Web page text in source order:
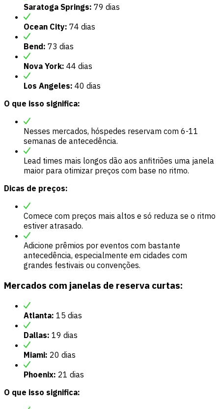
Saratoga Springs: 79 dias
Ocean City: 74 dias
Bend: 73 dias
Nova York: 44 dias
Los Angeles: 40 dias
O que isso significa:
Nesses mercados, hóspedes reservam com 6-11
semanas de antecedência.
Lead times mais longos dão aos anfitriões uma janela
maior para otimizar preços com base no ritmo.
Dicas de preços:
Comece com preços mais altos e só reduza se o ritmo
estiver atrasado.
Adicione prêmios por eventos com bastante
antecedência, especialmente em cidades com
grandes festivais ou convenções.
Mercados com janelas de reserva curtas:
Atlanta: 15 dias
Dallas: 19 dias
Miami: 20 dias
Phoenix: 21 dias
O que isso significa: